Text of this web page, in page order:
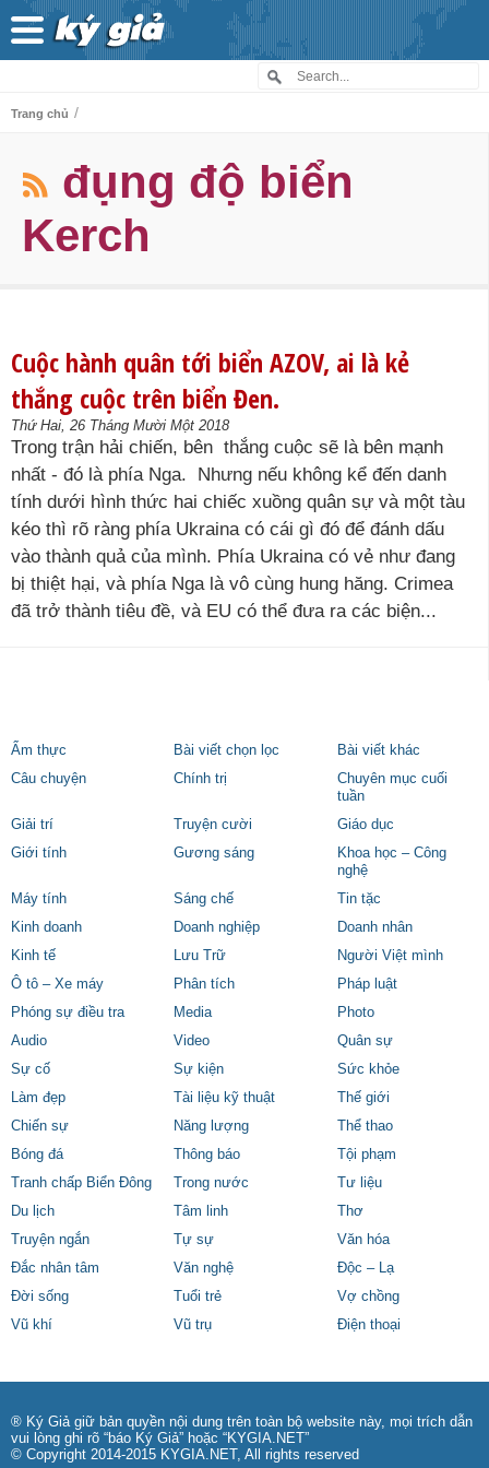
Trang chủ /
đụng độ biển
Kerch
Cuộc hành quân tới biển AZOV, ai là kẻ
thắng cuộc trên biển Đen.
Thứ Hai, 26 Tháng Mười Một 2018
Trong trận hải chiến, bên thắng cuộc sẽ là bên mạnh
nhất - đó là phía Nga. Nhưng nếu không kể đến danh
tính dưới hình thức hai chiếc xuồng quân sự và một tàu
kéo thì rõ ràng phía Ukraina có cái gì đó để đánh dấu
vào thành quả của mình. Phía Ukraina có vẻ như đang
bị thiệt hại, và phía Nga là vô cùng hung hăng. Crimea
đã trở thành tiêu đề, và EU có thể đưa ra các biện...
Ẩm thực Bài viết chọn lọc
Bài viết khác
Câu chuyện
Chính trị
Chuyên mục cuối
tuần
Giải trí
Truyện cười
Giáo dục
Giới tính
Gương sáng
Khoa học – Công
nghệ
Máy tính
Sáng chế
Tin tặc
Kinh doanh
Doanh nghiệp
Doanh nhân
Kinh tế
Lưu Trữ
Người Việt mình
Ô tô – Xe máy
Phân tích
Pháp luật
Phóng sự điều tra
Media
Photo
Audio
Video
Quân sự
Sự cố
Sự kiện
Sức khỏe
Làm đẹp
Tài liệu kỹ thuật
Thế giới
Chiến sự
Năng lượng
Thể thao
Bóng đá
Thông báo
Tội phạm
Tranh chấp Biển Đông
Trong nước
Tư liệu
Du lịch
Tâm linh
Thơ
Truyện ngắn
Tự sự
Văn hóa
Đắc nhân tâm
Văn nghệ
Độc – Lạ
Đời sống
Tuổi trẻ
Vợ chồng
Vũ khí
Vũ trụ Điện thoại
® Ký Giả giữ bản quyền nội dung trên toàn bộ website này, mọi trích dẫn
vui lòng ghi rõ “báo Ký Giả” hoặc “KYGIA.NET”
© Copyright 2014-2015 KYGIA.NET, All rights reserved